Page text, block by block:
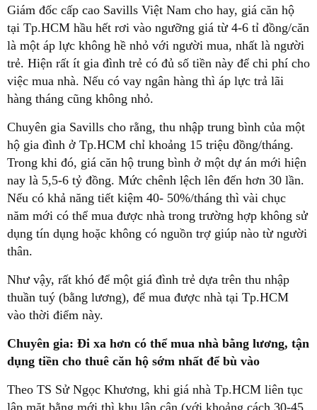
Giám đốc cấp cao Savills Việt Nam cho hay, giá căn hộ
tại Tp.HCM hầu hết rơi vào ngưỡng giá từ 4-6 tỉ đồng/căn
là một áp lực không hề nhỏ với người mua, nhất là người
trẻ. Hiện rất ít gia đình trẻ có đủ số tiền này để chi phí cho
việc mua nhà. Nếu có vay ngân hàng thì áp lực trả lãi
hàng tháng cũng không nhỏ.
Chuyên gia Savills cho rằng, thu nhập trung bình của một
hộ gia đình ở Tp.HCM chỉ khoảng 15 triệu đồng/tháng.
Trong khi đó, giá căn hộ trung bình ở một dự án mới hiện
nay là 5,5-6 tỷ đồng. Mức chênh lệch lên đến hơn 30 lần.
Nếu có khả năng tiết kiệm 40- 50%/tháng thì vài chục
năm mới có thể mua được nhà trong trường hợp không sử
dụng tín dụng hoặc không có nguồn trợ giúp nào từ người
thân.
Như vậy, rất khó để một giá đình trẻ dựa trên thu nhập
thuần tuý (bằng lương), để mua được nhà tại Tp.HCM
vào thời điểm này.
Chuyên gia: Đi xa hơn có thể mua nhà bằng lương, tận
dụng tiền cho thuê căn hộ sớm nhất để bù vào
Theo TS Sử Ngọc Khương, khi giá nhà Tp.HCM liên tục
lập mặt bằng mới thì khu lân cận (với khoảng cách 30-45